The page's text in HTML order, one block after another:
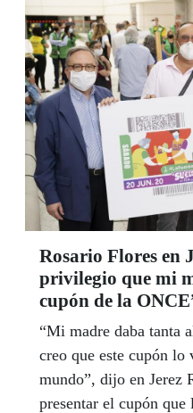
premio lo iba a dar en
comentaba feliz a la
Rosario Flores en
privilegio que mi
cupón de la
“Mi madre daba tanta
creo que este cupón lo
mundo”, dijo en Jerez
presentar el cupón